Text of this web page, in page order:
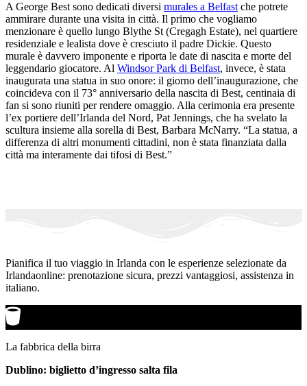
A George Best sono dedicati diversi murales a Belfastche potrete
ammirare durante una visita in città. Il primo che vogliamo
menzionare è quello lungo Blythe St (Cregagh Estate), nel quartiere
residenziale e lealista dove è cresciuto il padre Dickie. Questo
murale è davvero imponente e riporta le date di nascita e morte del
leggendario giocatore. Al Windsor Park di Belfast, invece, è stata
inaugurata una statua in suo onore: il giorno dell’inaugurazione, che
coincideva con il 73° anniversario della nascita di Best, centinaia di
fan si sono riuniti per rendere omaggio. Alla cerimonia era presente
l’ex portiere dell’Irlanda del Nord, Pat Jennings, che ha svelato la
scultura insieme alla sorella di Best, Barbara McNarry. “La statua, a
differenza di altri monumenti cittadini, non è stata finanziata dalla
città ma interamente dai tifosi di Best.”
Pianifica il tuo viaggio in Irlanda con le esperienze selezionate da
Irlandaonline: prenotazione sicura, prezzi vantaggiosi, assistenza in
italiano.
La fabbrica della birra
Dublino: biglietto d’ingresso salta fila